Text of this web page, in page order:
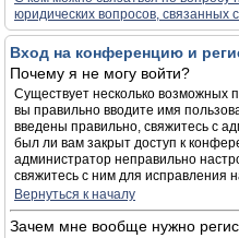
юридических вопросов, связанных
Вход на конференцию и
Почему я не могу войти?
Существует несколько возможных
вы правильно вводите имя
введены правильно, свяжитесь с
был ли вам закрыт доступ к
администратор неправильно
свяжитесь с ним для исправления
Вернуться к началу
Зачем мне вообще нужно